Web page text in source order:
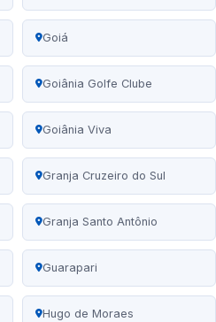
Goiá
Goiânia Golfe Clube
Goiânia Viva
Granja Cruzeiro do Sul
Granja Santo Antônio
Guarapari
Hugo de Moraes